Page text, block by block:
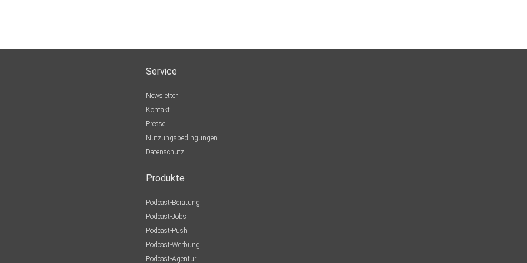
Service
Newsletter
Kontakt
Presse
Nutzungsbedingungen
Datenschutz
Produkte
Podcast-Beratung
Podcast-Jobs
Podcast-Push
Podcast-Werbung
Podcast-Agentur